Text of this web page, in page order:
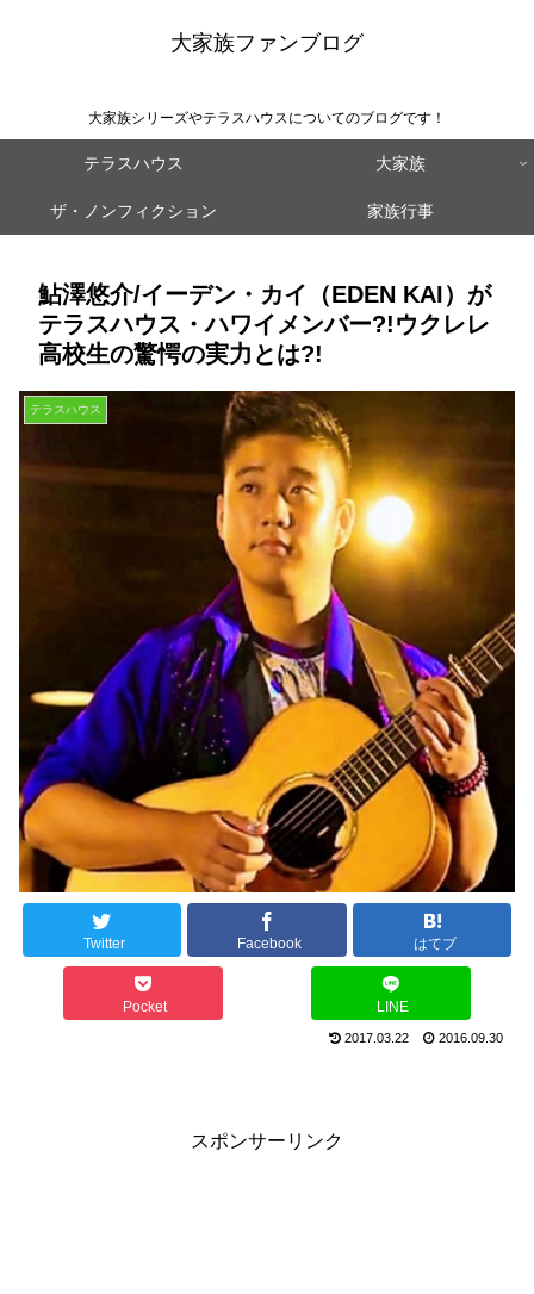
大家族ファンブログ
大家族シリーズやテラスハウスについてのブログです！
テラスハウス 大家族
ザ・ノンフィクション 家族行事
鮎澤悠介/イーデン・カイ（EDEN KAI）が
テラスハウス・ハワイメンバー?!ウクレレ
高校生の驚愕の実力とは?!
テラスハウス
Twitter Facebook はてブ
Pocket LINE
2017.03.22 2016.09.30
スポンサーリンク